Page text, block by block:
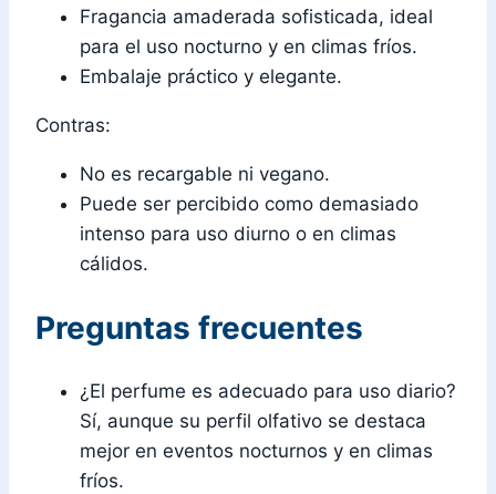
Fragancia amaderada sofisticada, ideal
para el uso nocturno y en climas fríos.
Embalaje práctico y elegante.
Contras:
No es recargable ni vegano.
Puede ser percibido como demasiado
intenso para uso diurno o en climas
cálidos.
Preguntas frecuentes
¿El perfume es adecuado para uso diario?
Sí, aunque su perfil olfativo se destaca
mejor en eventos nocturnos y en climas
fríos.